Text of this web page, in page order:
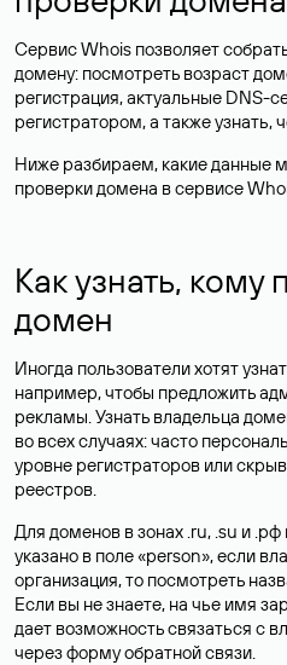
Сервис Whois позволяет
домену: посмотреть возраст
регистрация, актуальные DNS-
регистратором, а также узнать,
Ниже разбираем, какие данные
проверки домена в сервисе
Как узнать, кому
домен
Иногда пользователи хотят
например, чтобы предложить
рекламы. Узнать владельца
во всех случаях: часто
уровне регистраторов или
реестров.
Для доменов в зонах .ru, .su и
указано в поле «person», если
организация, то посмотреть
Если вы не знаете, на чье имя
дает возможность связаться с
через форму обратной связи.